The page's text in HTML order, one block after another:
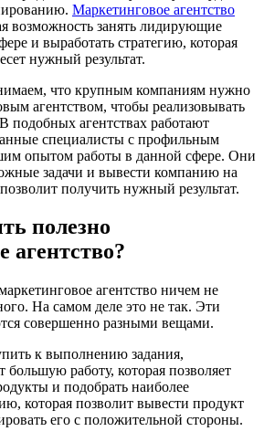
Маркетинговое агентство
возможность занять лидирующие
и выработать стратегию, которая
нужный результат.
что крупным компаниям нужно
агентством, чтобы реализовывать
подобных агентствах работают
специалисты с профильным
опытом работы в данной сфере. Они
задачи и вывести компанию на
получить нужный результат.
полезно
агентство?
агентство ничем не
На самом деле это не так. Эти
совершенно разными вещами.
к выполнению задания,
большую работу, которая позволяет
и подобрать наиболее
которая позволит вывести продукт
его с положительной стороны.